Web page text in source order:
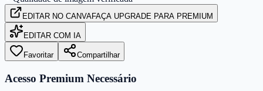
EDITAR NO CANVAFAÇA UPGRADE PARA PREMIUM
EDITAR COM IA
Favoritar Compartilhar
Acesso Premium Necessário